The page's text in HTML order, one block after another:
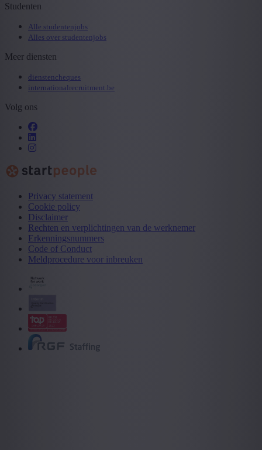
Studenten
Alle studentenjobs
Alles over studentenjobs
Meer diensten
dienstencheques
internationalrecruitment.be
Volg ons
Privacy statement
Cookie policy
Disclaimer
Rechten en verplichtingen van de werknemer
Erkenningsnummers
Code of Conduct
Meldprocedure voor inbreuken